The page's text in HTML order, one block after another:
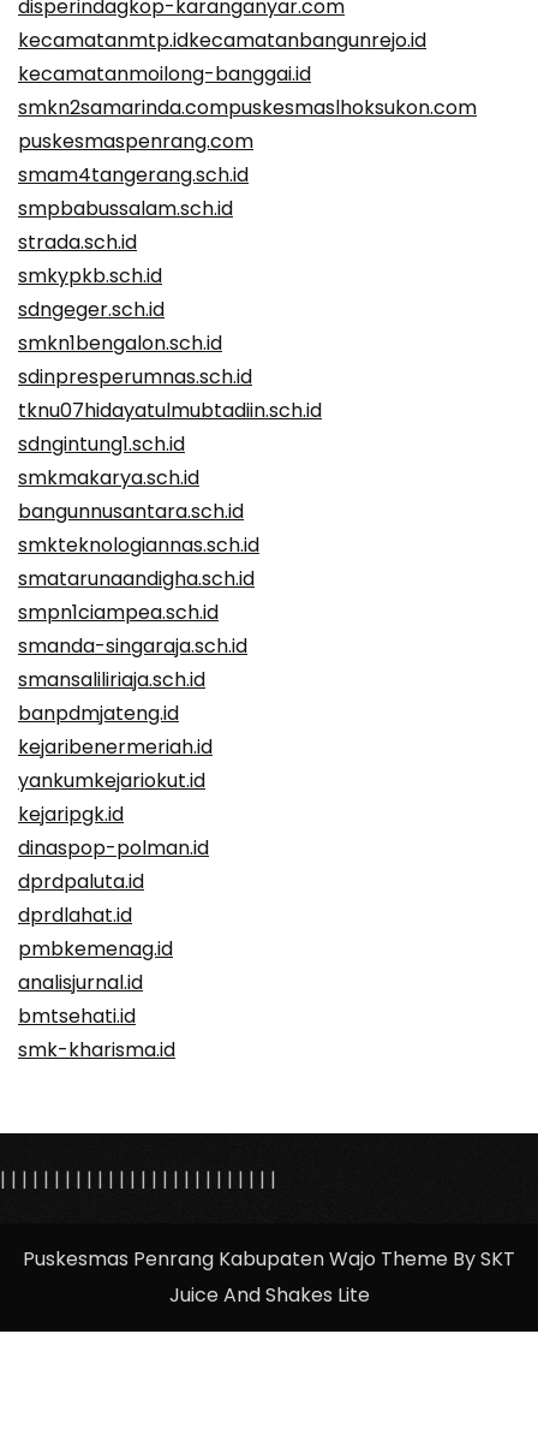
disperindagkop-karanganyar.com
kecamatanmtp.idkecamatanbangunrejo.id
kecamatanmoilong-banggai.id
smkn2samarinda.compuskesmaslhoksukon.com
puskesmaspenrang.com
smam4tangerang.sch.id
smpbabussalam.sch.id
strada.sch.id
smkypkb.sch.id
sdngeger.sch.id
smkn1bengalon.sch.id
sdinpresperumnas.sch.id
tknu07hidayatulmubtadiin.sch.id
sdngintung1.sch.id
smkmakarya.sch.id
bangunnusantara.sch.id
smkteknologiannas.sch.id
smatarunaandigha.sch.id
smpn1ciampea.sch.id
smanda-singaraja.sch.id
smansaliliriaja.sch.id
banpdmjateng.id
kejaribenermeriah.id
yankumkejariokut.id
kejaripgk.id
dinaspop-polman.id
dprdpaluta.id
dprdlahat.id
pmbkemenag.id
analisjurnal.id
bmtsehati.id
smk-kharisma.id
| | | | | | | | | | | | | | | | | | | | | | | | | |
Puskesmas Penrang Kabupaten Wajo Theme By SKT
Juice And Shakes Lite